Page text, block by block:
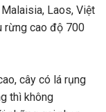
Laos, Việt
rừng cao độ 700
cây có lá rụng
thì không